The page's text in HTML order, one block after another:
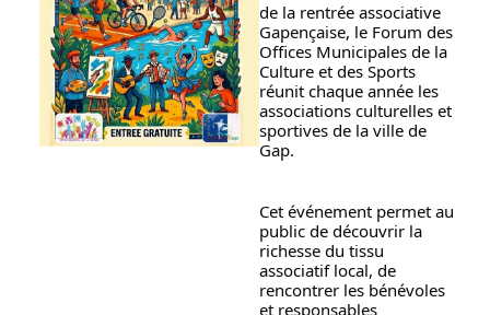
de la rentrée associative
Gapençaise, le Forum des
Offices Municipales de la
Culture et des Sports
réunit chaque année les
associations culturelles et
sportives de la ville de
Gap.
Cet événement permet au
public de découvrir la
richesse du tissu
associatif local, de
rencontrer les bénévoles
et responsables